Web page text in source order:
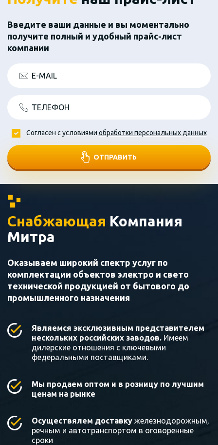
Введите ваши данные и вы моментально
получите полный и удобный прайс-лист
компании
E-MAIL
ТЕЛЕФОН
ОТПРАВИТЬ
Согласен с условиями обработки персональных данных
Снабжающая Компания
Митра
Оказываем широкий спектр услуг по
комплектации объектов электро и свето
технической продукцией от бытового до
промышленного назначения
Являемся эксклюзивным представителем
нескольких российских заводов. Имеем
дилерские отношения с ключевыми
федеральными поставщиками.
Мы продаем оптом и в розницу по лучшим
ценам на рынке
Осуществялем доставку железнодорожным,
речным и автотранспортом в оговоренные
сроки